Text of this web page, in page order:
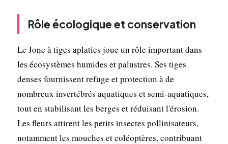
Rôle écologique et conservation
Le Jonc à tiges aplaties joue un rôle important dans
les écosystèmes humides et palustres. Ses tiges
denses fournissent refuge et protection à de
nombreux invertébrés aquatiques et semi-aquatiques,
tout en stabilisant les berges et réduisant l'érosion.
Les fleurs attirent les petits insectes pollinisateurs,
notamment les mouches et coléoptères, contribuant